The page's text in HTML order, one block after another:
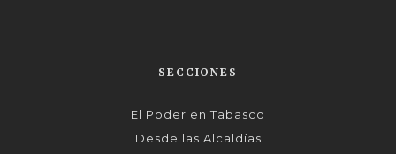
SECCIONES
El Poder en Tabasco
Desde las Alcaldías